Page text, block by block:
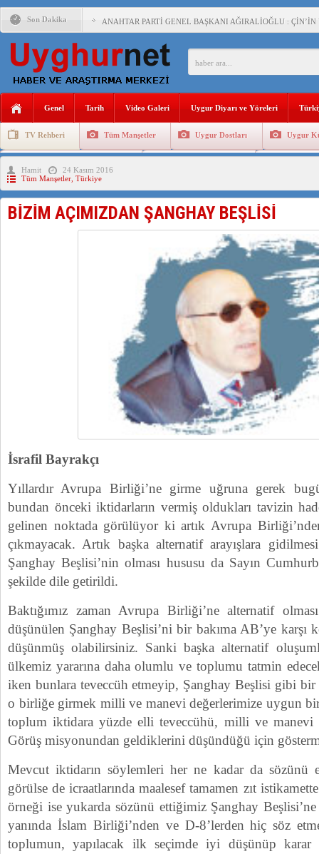
Son Dakika ANAHTAR PARTİ GENEL BAŞKANI AĞIRALİOĞLU :
ÇİN’İN DOĞU TÜRKİSTAN’DAKİ UYGULAMALARI
150 YILDIR KAYNAYAN YARAMIZ : ÇİN İŞGALİNDEKİ
ÇİN’İN UYGUR POLİTİKALARINI ÖVEN DİYANET
ÇİN’İN ANKARA BÜYÜKELÇİSİ JİANG’İN TRABZON
İŞGALCİ ÇİN’DEN “FETİHLER SULTANI
SAADET PARTİSİ İLÇE BAŞKANI : TEMMUZ AYI,DOĞU
İŞGALCİ ÇİN,DOĞU TÜRKİSTAN’DA EN AZ 143 BİN
Genel Tarih Video Galeri Uygur Diyarı ve Yöreleri
TV Rehberi Tüm Manşetler Uygur Dostları Uygur
Uygurlarda Düğün ve Cenaze
Hamit
24 Kasım 2016
Tüm Manşetler Türkiye
BİZİM AÇIMIZDAN ŞANGHAY BEŞLİSİ
İsrafil Bayrakçı
Yıllardır Avrupa Birliği’ne girme uğruna gerek
bundan önceki iktidarların vermiş oldukları tavizin
gelinen noktada görülüyor ki artık Avrupa
çıkmayacak. Artık başka alternatif arayışlara
Şanghay Beşlisi’nin olması hususu da Sayın
şekilde dile getirildi.
Baktığımız zaman Avrupa Birliği’ne alternatif
düşünülen Şanghay Beşlisi’ni bir bakıma AB’ye
düşünmüş olabilirsiniz. Sanki başka alternatif
ülkemiz yararına daha olumlu ve toplumu tatmin
iken bunlara teveccüh etmeyip, Şanghay Beşlisi gibi
o birliğe girmek milli ve manevi değerlerimize uygun
toplum iktidara yüzde elli teveccühü, milli ve manevi
Görüş misyonundan geldiklerini düşündüğü için
Mevcut iktidarın söylemleri her ne kadar da sözünü
görülse de icraatlarında maalesef tamamen zıt
örneği ise yukarda sözünü ettiğimiz Şanghay
yanında İslam Birliği’nden ve D-8’lerden hiç söz
toplumun, yapılacak ilk seçimde iyi düşünüp